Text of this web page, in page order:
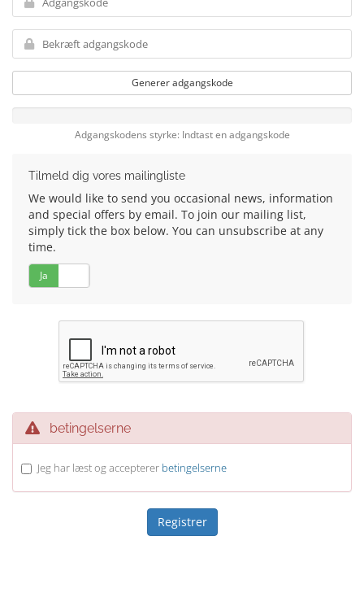
Generer adgangskode
Adgangskodens styrke: Indtast en adgangskode
Tilmeld dig vores mailingliste
We would like to send you occasional news, information
and special offers by email. To join our mailing list,
simply tick the box below. You can unsubscribe at any
time.
Ja
betingelserne
Jeg har læst og accepterer betingelserne